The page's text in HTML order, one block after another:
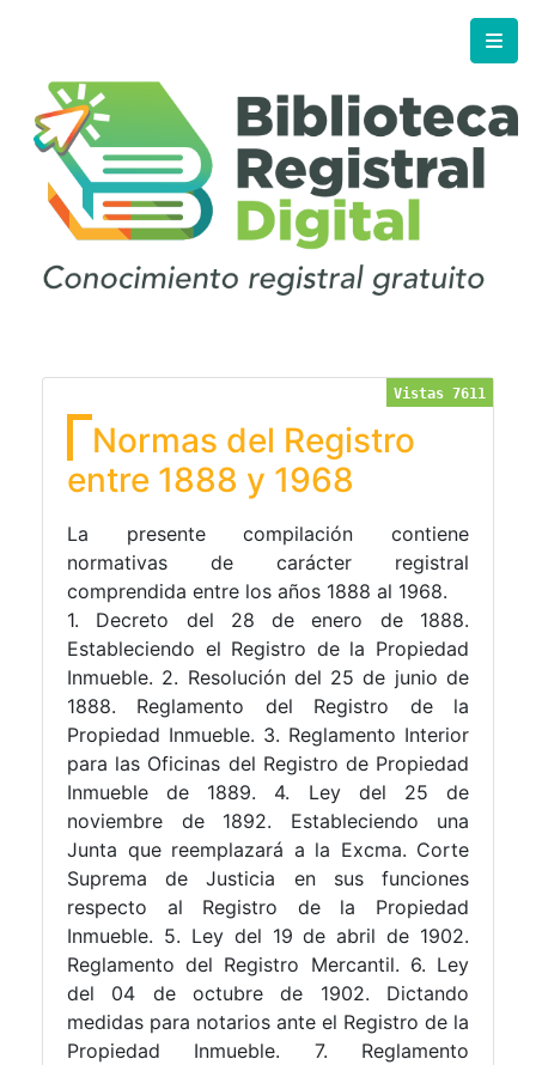
Vistas 7611
Normas del Registro
entre 1888 y 1968
La presente compilación contiene
normativas de carácter registral
comprendida entre los años 1888 al 1968.
1. Decreto del 28 de enero de 1888.
Estableciendo el Registro de la Propiedad
Inmueble. 2. Resolución del 25 de junio de
1888. Reglamento del Registro de la
Propiedad Inmueble. 3. Reglamento Interior
para las Oficinas del Registro de Propiedad
Inmueble de 1889. 4. Ley del 25 de
noviembre de 1892. Estableciendo una
Junta que reemplazará a la Excma. Corte
Suprema de Justicia en sus funciones
respecto al Registro de la Propiedad
Inmueble. 5. Ley del 19 de abril de 1902.
Reglamento del Registro Mercantil. 6. Ley
del 04 de octubre de 1902. Dictando
medidas para notarios ante el Registro de la
Propiedad Inmueble. 7. Reglamento